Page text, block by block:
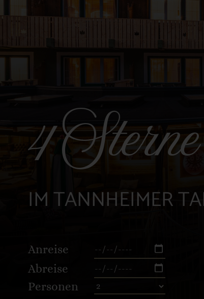
4
IM TANNHEIMER
Anreise
Abreise
Personen